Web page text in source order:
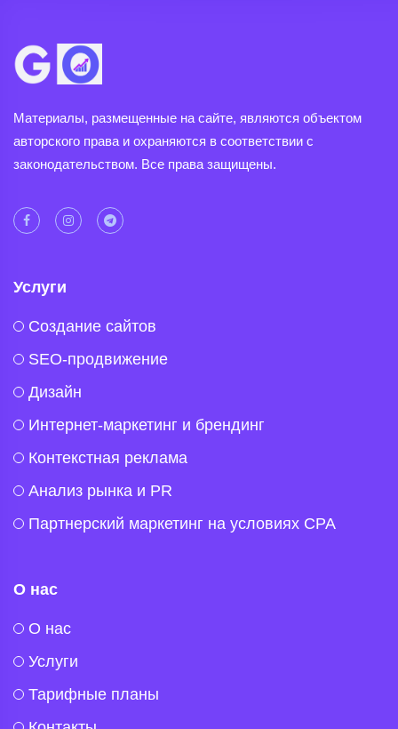
Материалы, размещенные на сайте, являются объектом
авторского права и охраняются в соответствии с
законодательством. Все права защищены.
Услуги
Создание сайтов
SEO-продвижение
Дизайн
Интернет-маркетинг и брендинг
Контекстная реклама
Анализ рынка и PR
Партнерский маркетинг на условиях CPA
О нас
O нас
Услуги
Тарифные планы